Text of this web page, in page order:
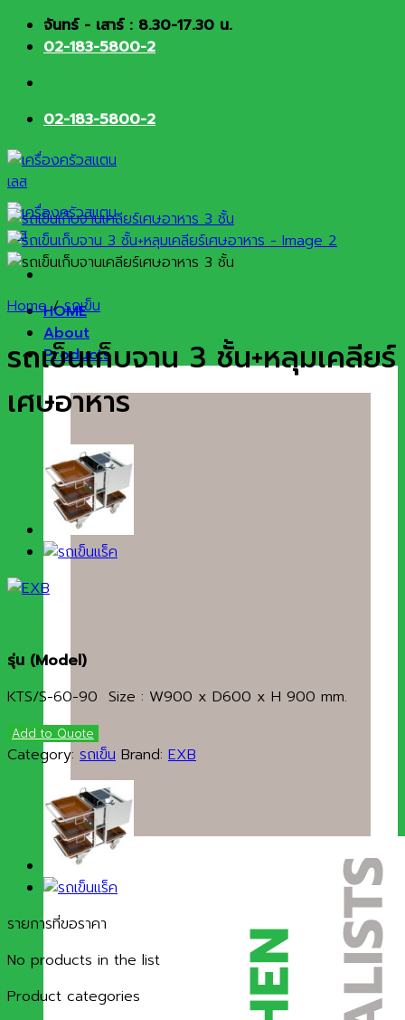
Skip จันทร์ - เสาร์ : 8.30-17.30 น.
02-183-5800-2
02-183-5800-2
HOME
About
Products
Home / รถเข็น
รถเข็นเก็บจาน 3 ชั้น+หลุมเคลียร์
เศษอาหาร
รุ่น (Model)
KTS/S-60-90 Size : W900 x D600 x H 900 mm.
Add to Quote
Category: รถเข็น Brand: EXB
รายการที่ขอราคา
No products in the list
Product categories